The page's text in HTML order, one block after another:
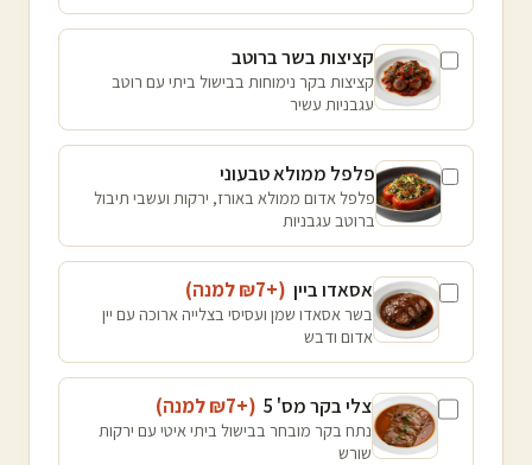
קציצות בשר ברוטב
קציצות בקר נימוחות בבישול ביתי עם רוטב
עגבניות עשיר
פלפל ממולא טבעוני
פלפל אדום ממולא באורז, ירקות ועשבי תיבול
ברוטב עגבניות
אסאדו ביין (+₪
7 למנה)
בשר אסאדו שמן ועסיסי בצלייה ארוכה עם יין
אדום ודבש
צלי בקר מס' 5 (+₪
7 למנה)
נתח בקר מובחר בבישול ביתי איטי עם ירקות
שורש